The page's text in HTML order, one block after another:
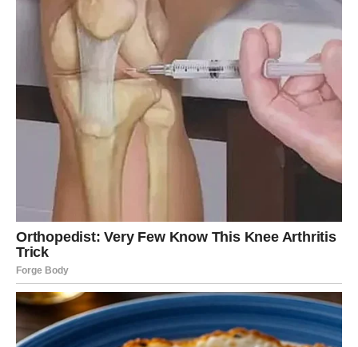
Za Bika, stare ljubavi se vraćaju
tiho, ali duboko
. Vi ste znak koji voli jednom, ali zauvek. Iako
možda niste pokazivali koliko vam je teško bilo nakon
raskida, u vama je ostala veza koju vreme nije uspelo da
izbriše.
U narednom periodu, Bik može doživeti:
kontakt od bivše ljubavi koja se kaje
susret koji budi snažnu nostalgiju
priznanje osećanja koje je dugo bilo potiskivano
Ova osoba dolazi sa željom da ispravi greške, da ponudi
stabilnost i sigurnost koju tada nije znala ili mogla da